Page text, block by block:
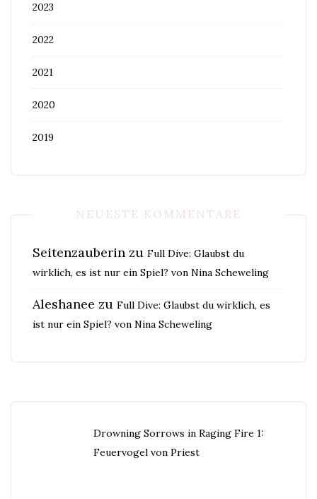
2023
2022
2021
2020
2019
NEUESTE KOMMENTARE
Seitenzauberin zu Full Dive: Glaubst du
wirklich, es ist nur ein Spiel? von Nina Scheweling
Aleshanee zu Full Dive: Glaubst du wirklich, es
ist nur ein Spiel? von Nina Scheweling
Drowning Sorrows in Raging Fire 1:
Feuervogel von Priest